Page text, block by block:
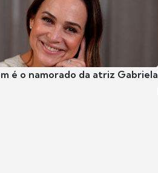
é o namorado da atriz Gabriela